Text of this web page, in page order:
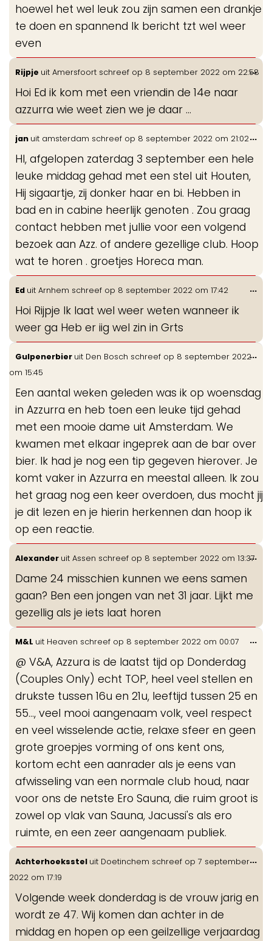
hoewel het wel leuk zou zijn samen een drankje
te doen en spannend Ik bericht tzt wel weer
even
Rijpje uit Amersfoort schreef op 8 september 2022 om 22:58
Hoi Ed ik kom met een vriendin de 14e naar
azzurra wie weet zien we je daar ...
...
jan uit amsterdam schreef op 8 september 2022 om 21:02
HI, afgelopen zaterdag 3 september een hele
leuke middag gehad met een stel uit Houten,
Hij sigaartje, zij donker haar en bi. Hebben in
bad en in cabine heerlijk genoten . Zou graag
contact hebben met jullie voor een volgend
bezoek aan Azz. of andere gezellige club. Hoop
wat te horen . groetjes Horeca man.
...
Ed uit Arnhem schreef op 8 september 2022 om 17:42
Hoi Rijpje Ik laat wel weer weten wanneer ik
weer ga Heb er iig wel zin in Grts
...
Gulpenerbier uit Den Bosch schreef op 8 september 2022
om 15:45
Een aantal weken geleden was ik op woensdag
in Azzurra en heb toen een leuke tijd gehad
met een mooie dame uit Amsterdam. We
kwamen met elkaar ingeprek aan de bar over
bier. Ik had je nog een tip gegeven hierover. Je
komt vaker in Azzurra en meestal alleen. Ik zou
het graag nog een keer overdoen, dus mocht jij
je dit lezen en je hierin herkennen dan hoop ik
op een reactie.
...
Alexander uit Assen schreef op 8 september 2022 om 13:37
Dame 24 misschien kunnen we eens samen
gaan? Ben een jongen van net 31 jaar. Lijkt me
gezellig als je iets laat horen
...
M&L uit Heaven schreef op 8 september 2022 om 00:07
@ V&A, Azzura is de laatst tijd op Donderdag
(Couples Only) echt TOP, heel veel stellen en
drukste tussen 16u en 21u, leeftijd tussen 25 en
55..., veel mooi aangenaam volk, veel respect
en veel wisselende actie, relaxe sfeer en geen
grote groepjes vorming of ons kent ons,
kortom echt een aanrader als je eens van
afwisseling van een normale club houd, naar
voor ons de netste Ero Sauna, die ruim groot is
zowel op vlak van Sauna, Jacussi's als ero
ruimte, en een zeer aangenaam publiek.
...
Achterhoeksstel uit Doetinchem schreef op 7 september
2022 om 17:19
Volgende week donderdag is de vrouw jarig en
wordt ze 47. Wij komen dan achter in de
middag en hopen op een geilzellige verjaardag
...